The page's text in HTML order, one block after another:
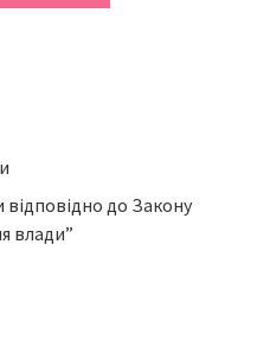
до Закону
влади”